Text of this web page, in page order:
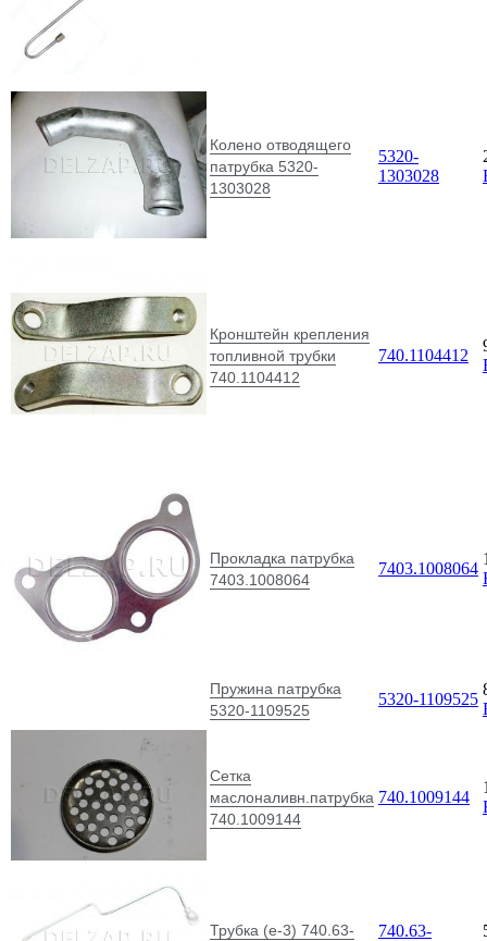
Колено отводящего
патрубка 5320-
1303028
5320-
1303028
Кронштейн крепления
топливной трубки
740.1104412
740.1104412
Прокладка патрубка
7403.1008064
7403.1008064
Пружина патрубка
5320-1109525
5320-1109525
Сетка
маслоналивн.патрубка
740.1009144
740.1009144
Трубка (е-3) 740.63- 740.63-